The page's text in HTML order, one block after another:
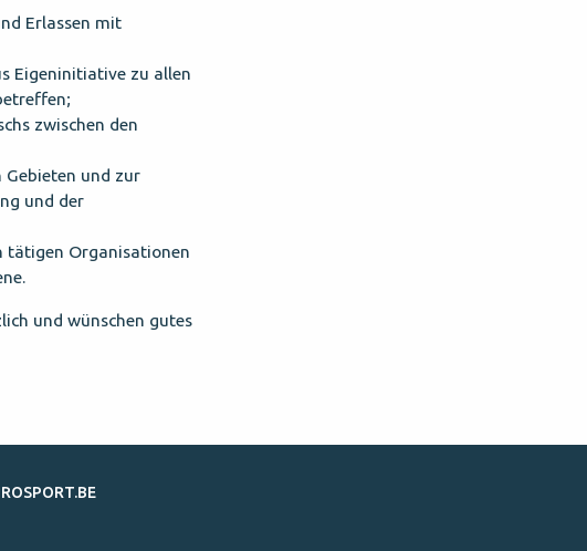
Erlassen mit
Eigeninitiative zu allen
zwischen den
und zur
und der
tätigen Organisationen
und wünschen gutes